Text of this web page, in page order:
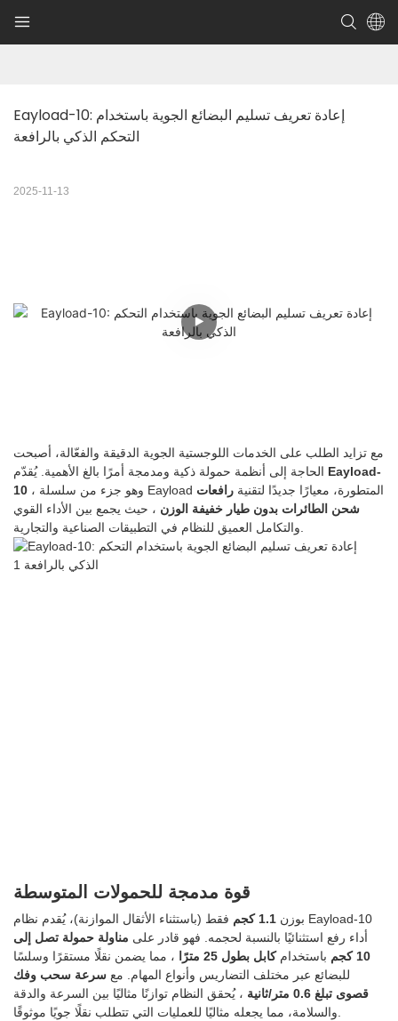
Eayload-10: إعادة تعريف تسليم البضائع الجوية باستخدام
التحكم الذكي بالرافعة
2025-11-13
مع تزايد الطلب على الخدمات اللوجستية الجوية الدقيقة والفعّالة، أصبحت
Eayload-
10
، وهو جزء من سلسلة Eayload المتطورة، معيارًا جديدًا لتقنية رافعات
شحن الطائرات بدون طيار خفيفة الوزن ، حيث يجمع بين الأداء القوي
والتكامل العميق للنظام في التطبيقات الصناعية والتجارية.
قوة مدمجة للحمولات المتوسطة
بوزن 1.1 كجم
فقط (باستثناء الأثقال الموازنة)، يُقدم نظام Eayload-10
أداء رفع استثنائيًا بالنسبة لحجمه. فهو قادر على مناولة حمولة تصل إلى
10 كجم
باستخدامكابل بطول 25 مترًا
، مما يضمن نقلًا مستقرًا وسلسًا
للبضائع عبر مختلف التضاريس وأنواع المهام. مع سرعة سحب وفك
قصوى تبلغ 0.6 متر/ثانية
، يُحقق النظام توازنًا مثاليًا بين السرعة والدقة
والسلامة، مما يجعله مثاليًا للعمليات التي تتطلب نقلًا جويًا موثوقًا.